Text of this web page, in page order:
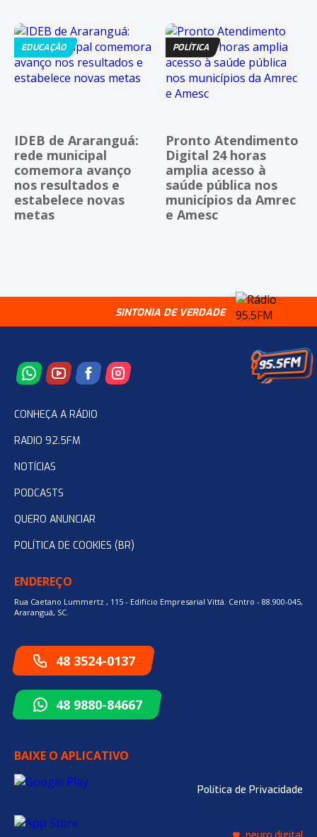
EDUCAÇÃO
IDEB de Araranguá:
rede municipal
comemora avanço
nos resultados e
estabelece novas
metas
POLÍTICA
Pronto Atendimento
Digital 24 horas
amplia acesso à
saúde pública nos
municípios da Amrec
e Amesc
SINTONIA DE VERDADE
CONHEÇA A RÁDIO
RADIO 92.5FM
NOTÍCIAS
PODCASTS
QUERO ANUNCIAR
POLÍTICA DE COOKIES (BR)
ENDEREÇO
Rua Caetano Lummertz , 115 - Edifício Empresarial Vittá. Centro - 88.900-045,
Araranguá, SC.
48 3524-0137
48 9880-84667
BAIXE O APLICATIVO
Política de Privacidade